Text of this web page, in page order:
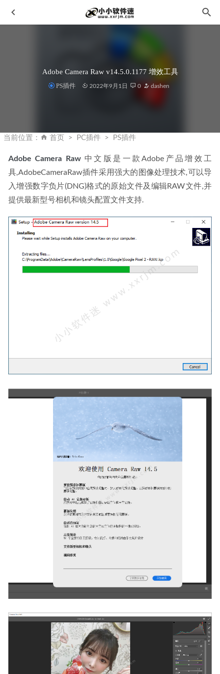
Adobe Camera Raw v14.5.0.1177 增效工具
PS插件 2022年9月1日 0 dashen
当前位置： 首页 PC插件 PS插件
Adobe Camera Raw 中文版是一款Adobe产品增效工
具,AdobeCameraRaw插件采用强大的图像处理技术,可以导
入增强数字负片(DNG)格式的原始文件及编辑RAW文件,并
提供最新型号相机和镜头配置文件支持.
MX Player v1.22.8 去除广告版及解锁专业版 2020-04-20
Adobe InCopy 2024 v19.1.0.043 (IC2024) 中文破解版 2024-
01-14
Perfectly Clear WorkBench v4(4.2.0.2412)中文破解版 2023-
02-06